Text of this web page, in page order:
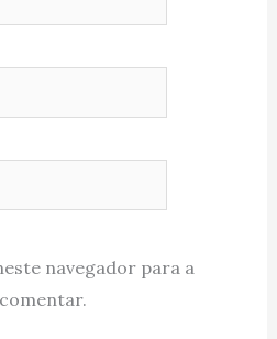
navegador para a